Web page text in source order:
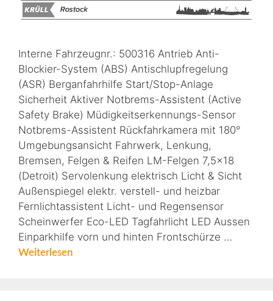
Interne Fahrzeugnr.: 500316 Antrieb Anti-
Blockier-System (ABS) Antischlupfregelung
(ASR) Berganfahrhilfe Start/Stop-Anlage
Sicherheit Aktiver Notbrems-Assistent (Active
Safety Brake) Müdigkeitserkennungs-Sensor
Notbrems-Assistent Rückfahrkamera mit 180°
Umgebungsansicht Fahrwerk, Lenkung,
Bremsen, Felgen & Reifen LM-Felgen 7,5×18
(Detroit) Servolenkung elektrisch Licht & Sicht
Außenspiegel elektr. verstell- und heizbar
Fernlichtassistent Licht- und Regensensor
Scheinwerfer Eco-LED Tagfahrlicht LED Aussen
Einparkhilfe vorn und hinten Frontschürze …
Weiterlesen